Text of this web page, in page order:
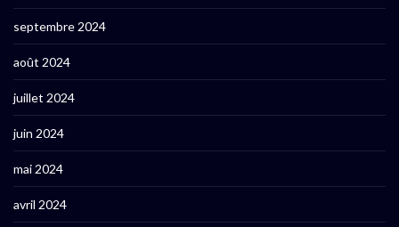
septembre 2024
août 2024
juillet 2024
juin 2024
mai 2024
avril 2024